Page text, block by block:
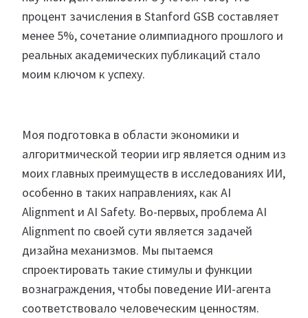
процент зачисления в Stanford GSB составляет
менее 5%, сочетание олимпиадного прошлого и
реальных академических публикаций стало
моим ключом к успеху.
Моя подготовка в области экономики и
алгоритмической теории игр является одним из
моих главных преимуществ в исследованиях ИИ,
особенно в таких направлениях, как AI
Alignment и AI Safety. Во-первых, проблема AI
Alignment по своей сути является задачей
дизайна механизмов. Мы пытаемся
спроектировать такие стимулы и функции
вознаграждения, чтобы поведение ИИ-агента
соответствовало человеческим ценностям.